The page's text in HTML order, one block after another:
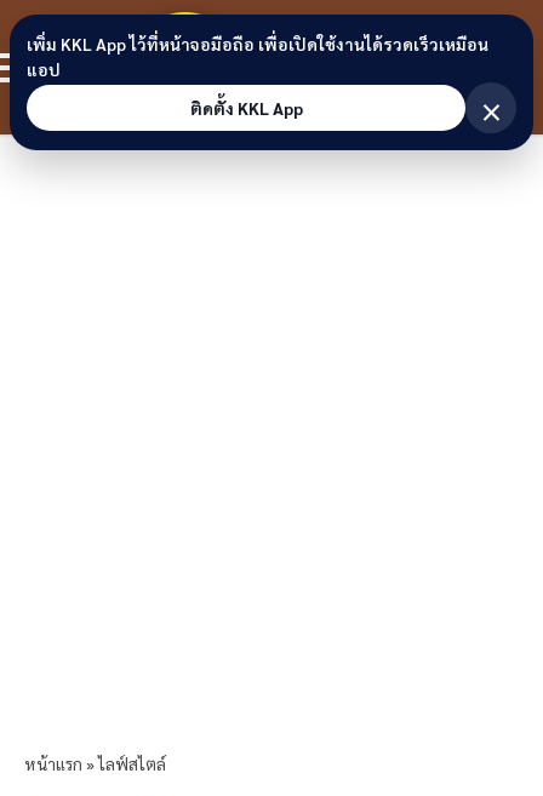
Skip to content
ขอนแก่น
ลิงก์
หน้าแรก »ไลฟ์สไตล์
เพิ่ม KKL App ไว้ที่หน้าจอมือถือ เพื่อเปิดใช้งานได้รวดเร็วเหมือน
แอป
ติดตั้ง KKL App
×